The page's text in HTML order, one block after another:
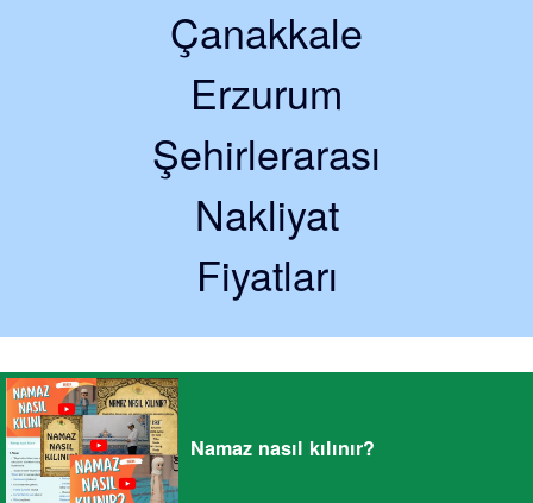
Çanakkale
Erzurum
Şehirlerarası
Nakliyat
Fiyatları
Namaz nasıl kılınır?